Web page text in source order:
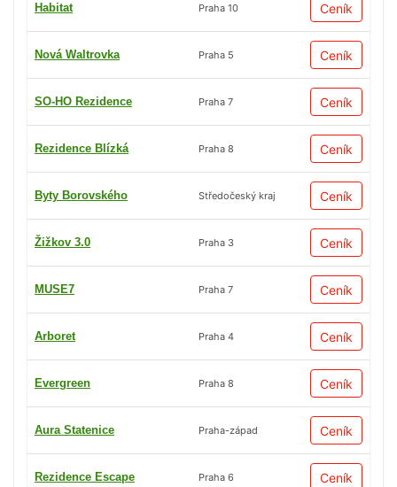
Habitat Praha 10 Ceník
Nová Waltrovka Praha 5 Ceník
SO-HO Rezidence Praha 7 Ceník
Rezidence Blízká Praha 8 Ceník
Byty Borovského Středočeský kraj Ceník
Žižkov 3.0 Praha 3 Ceník
MUSE7 Praha 7 Ceník
Arboret Praha 4 Ceník
Evergreen Praha 8 Ceník
Aura Statenice Praha-západ Ceník
Rezidence Escape Praha 6 Ceník